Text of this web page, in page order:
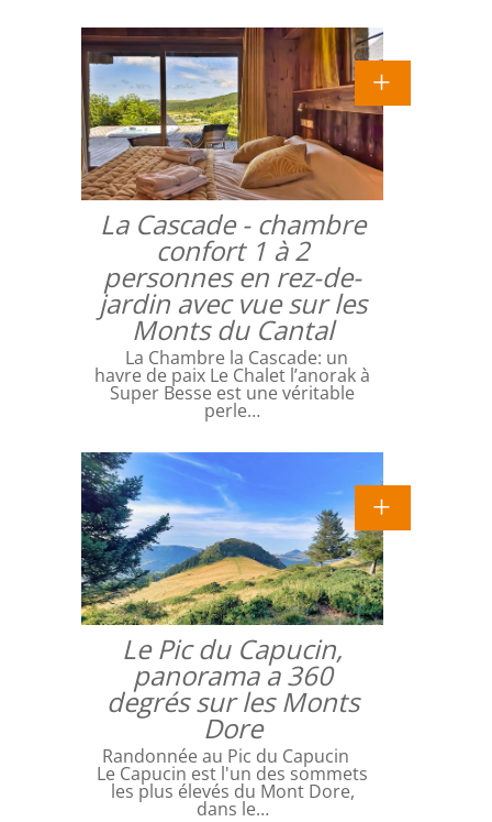
La Cascade - chambre
confort 1 à 2
personnes en rez-de-
jardin avec vue sur les
Monts du Cantal
La Chambre la Cascade: un
havre de paix Le Chalet l’anorak à
Super Besse est une véritable
perle…
Le Pic du Capucin,
panorama a 360
degrés sur les Monts
Dore
Randonnée au Pic du Capucin
Le Capucin est l'un des sommets
les plus élevés du Mont Dore,
dans le…